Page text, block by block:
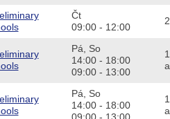
Čt
09:00 - 12:00
Pá, So
14:00 - 18:00
09:00 - 13:00
Pá, So
14:00 - 18:00
09:00 - 13:00